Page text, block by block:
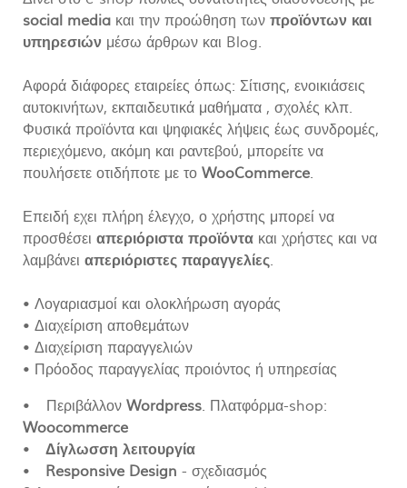
social media και την προώθηση των προϊόντων και
υπηρεσιών μέσω άρθρων και Blog.
Αφορά διάφορες εταιρείες όπως: Σίτισης, ενοικιάσεις
αυτοκινήτων, εκπαιδευτικά μαθήματα , σχολές κλπ.
Φυσικά προϊόντα και ψηφιακές λήψεις έως συνδρομές,
περιεχόμενο, ακόμη και ραντεβού, μπορείτε να
πουλήσετε οτιδήποτε με το WooCommerce.
Επειδή εχει πλήρη έλεγχο, ο χρήστης μπορεί να
προσθέσει απεριόριστα προϊόντα και χρήστες και να
λαμβάνει απεριόριστες παραγγελίες.
• Λογαριασμοί και ολοκλήρωση αγοράς
• Διαχείριση αποθεμάτων
• Διαχείριση παραγγελιών
• Πρόοδος παραγγελίας προιόντος ή υπηρεσίας
• Περιβάλλον Wordpress. Πλατφόρμα-shop:
Woocommerce
• Δίγλωσση λειτουργία
• Responsive Design - σχεδιασμός